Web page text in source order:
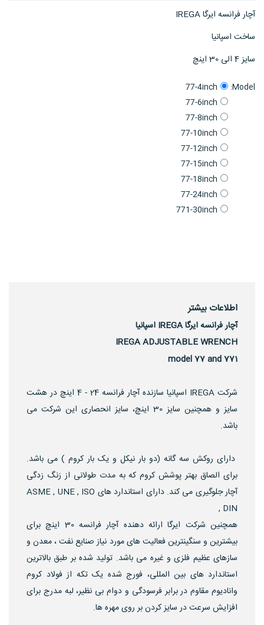
آچار فرانسه ایرگا IREGA
ساخت اسپانیا
سایز 4 الی 30 اینچ
Model:
77-4inch
77-6inch
77-8inch
77-10inch
77-12inch
77-15inch
77-18inch
77-24inch
771-30inch
اطلاعات بیشتر
آچار فرانسه ایرگا IREGA اسپانیا
IREGA ADJUSTABLE WRENCH
model 77 and 771
شرکت IREGA اسپانیا سازنده آچار فرانسه 24 - 4 اینچ در هشت
سایز و همچنین سایز 30 اینچ، سایز انحصاری این شرکت می
باشد.
دارای روکش سه گانه (دو بار نیکل و یک بار کروم ) می باشد.
برای الصاق بهتر پوشش کروم که به مدت طولانی از زنگ زدگی
آچار جلوگیری می کند. دارای استاندارد های ASME , UNE , ISO
, DIN
همچنین شرکت ایرگا ارائه دهنده آچار فرانسه 30 اینچ برای
بیشترین و سنگینترین فعالیت های مورد نیاز صنایع نفت ، معدن و
سازهای عظیم فلزی و غیره می باشد. تولید شده بر طبق بالاترین
استاندارد های بین المللی، فورج شده یک تکه از فولاد کروم
وانادیوم مقاوم در برابر فرسودگی و دوام بی نظیر، لبه مدرج برای
افزایش سرعت در سایز کردن بر روی مهره ها.